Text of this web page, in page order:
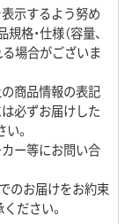
示するよう努め
格・仕様（容量、
る場合がございま
商品情報の表記
必ずお届けした
。
ー等にお問い合
のお届けをお約束
ださい。